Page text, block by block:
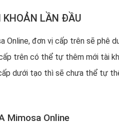
KHOẢN LẦN ĐẦU
đơn vị cấp trên sẽ phê
trên có thể tự thêm mới tài
dưới tạo thì sẽ chưa thể tự
Mimosa Online